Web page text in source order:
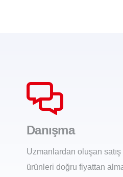
Danışma
Uzmanlardan oluşan
ürünleri doğru fiyattan